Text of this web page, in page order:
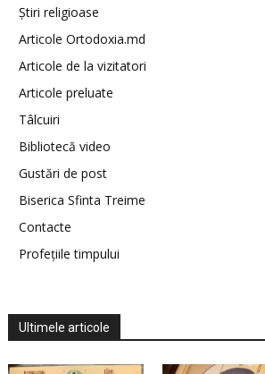
Știri religioase
Articole Ortodoxia.md
Articole de la vizitatori
Articole preluate
Tâlcuiri
Bibliotecă video
Gustări de post
Biserica Sfinta Treime
Contacte
Profețiile timpului
Ultimele articole